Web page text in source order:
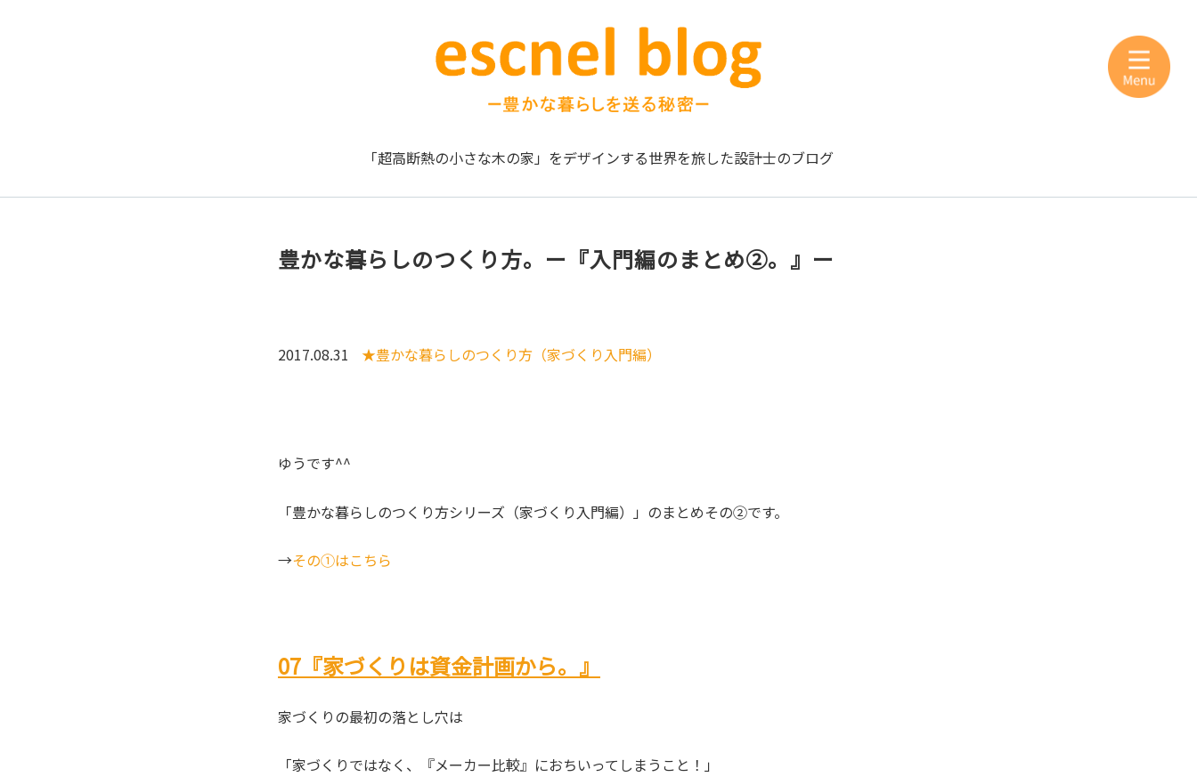
「超高断熱の小さな木の家」をデザインする世界を旅した設計士のブログ
豊かな暮らしのつくり方。ー『入門編のまとめ②。』ー
2017.08.31 ★豊かな暮らしのつくり方（家づくり入門編）
ゆうです^^
「豊かな暮らしのつくり方シリーズ（家づくり入門編）」のまとめその②です。
→その①はこちら
07『家づくりは資金計画から。』
家づくりの最初の落とし穴は
「家づくりではなく、『メーカー比較』におちいってしまうこと！」